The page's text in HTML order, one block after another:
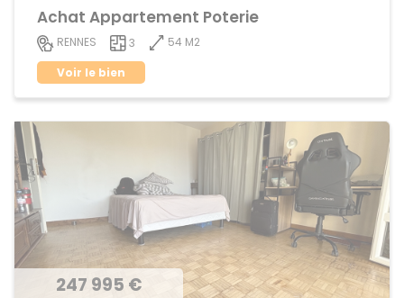
Achat Appartement Poterie
RENNES 3
54 M2
Voir le bien
247 995 €